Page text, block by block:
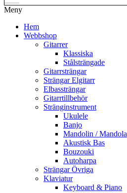
Meny
Hem
Webbshop
Gitarrer
Klassiska
Stålsträngade
Gitarrsträngar
Strängar Elgitarr
Elbassträngar
Gitarrtillbehör
Stränginstrument
Ukulele
Banjo
Mandolin / Mandola
Akustisk Bas
Bouzouki
Autoharpa
Strängar Övriga
Klaviatur
Keyboard & Piano